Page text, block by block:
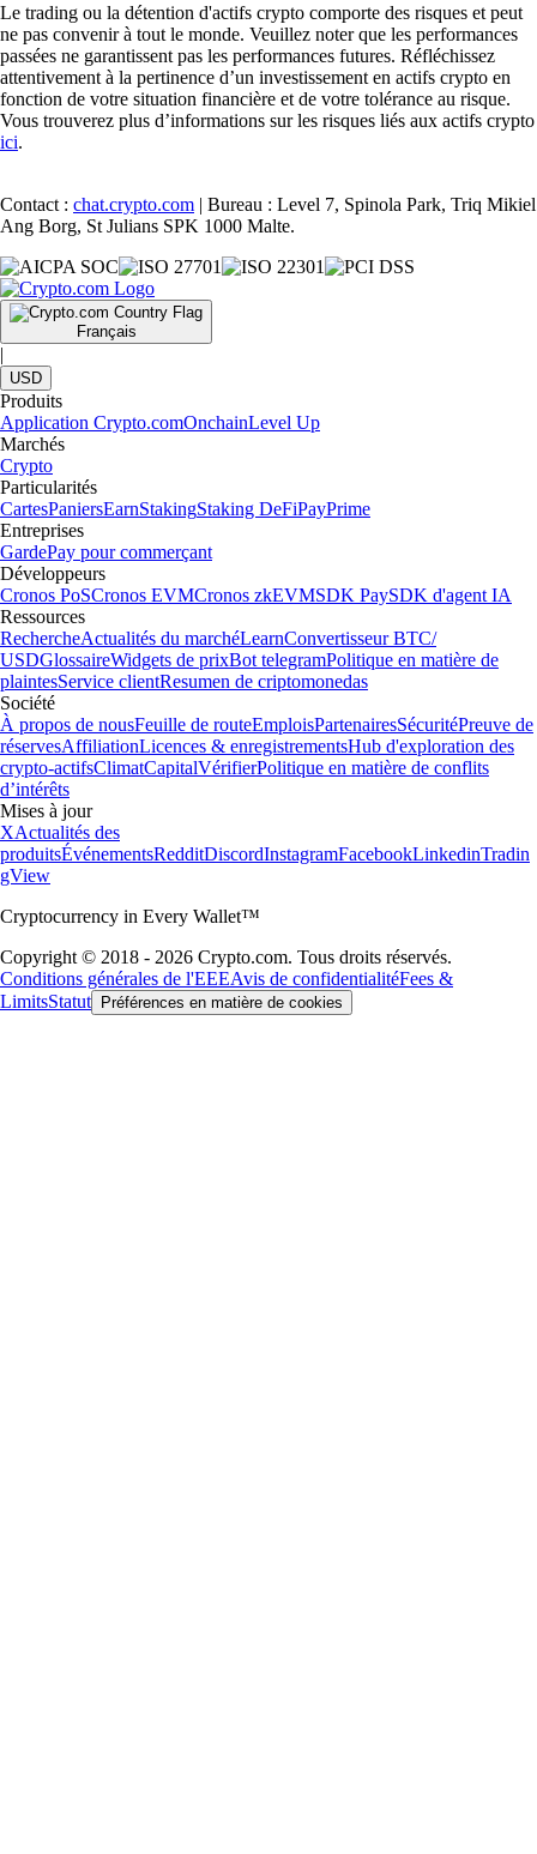
Le trading ou la détention d'actifs crypto comporte des risques et peut
ne pas convenir à tout le monde. Veuillez noter que les performances
passées ne garantissent pas les performances futures. Réfléchissez
attentivement à la pertinence d’un investissement en actifs crypto en
fonction de votre situation financière et de votre tolérance au risque.
Vous trouverez plus d’informations sur les risques liés aux actifs crypto
ici.
Contact : chat.crypto.com | Bureau : Level 7, Spinola Park, Triq Mikiel
Ang Borg, St Julians SPK 1000 Malte.
Français
|
USD
Produits
Application Crypto.comOnchainLevel Up
Marchés
Crypto
Particularités
CartesPaniersEarnStakingStaking DeFiPayPrime
Entreprises
GardePay pour commerçant
Développeurs
Cronos PoSCronos EVMCronos zkEVMSDK PaySDK d'agent IA
Ressources
RechercheActualités du marchéLearnConvertisseur BTC/
USDGlossaireWidgets de prixBot telegramPolitique en matière de
plaintesService clientResumen de criptomonedas
Société
À propos de nousFeuille de routeEmploisPartenairesSécuritéPreuve de
réservesAffiliationLicences & enregistrementsHub d'exploration des
crypto-actifsClimatCapitalVérifierPolitique en matière de conflits
d’intérêts
Mises à jour
XActualités des
produitsÉvénementsRedditDiscordInstagramFacebookLinkedinTradin
gView
Cryptocurrency in Every Wallet™
Copyright © 2018 - 2026 Crypto.com. Tous droits réservés.
Conditions générales de l'EEEAvis de confidentialitéFees &
LimitsStatut Préférences en matière de cookies